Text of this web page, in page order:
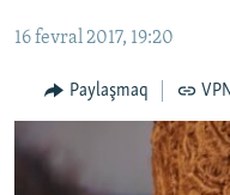
İNSAN AQLARI
VİDEO
SÜRET
BLOGLAR
16 fevral 2017, 19:20
Paylaşmaq